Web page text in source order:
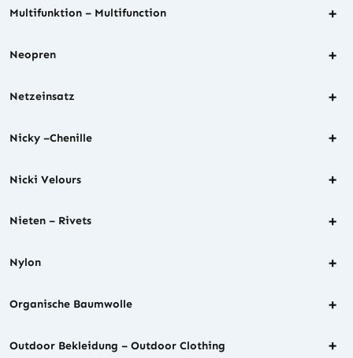
Multifunktion – Multifunction +
Neopren +
Netzeinsatz +
Nicky –Chenille +
Nicki Velours +
Nieten – Rivets +
Nylon +
Organische Baumwolle +
Outdoor Bekleidung – Outdoor Clothing +